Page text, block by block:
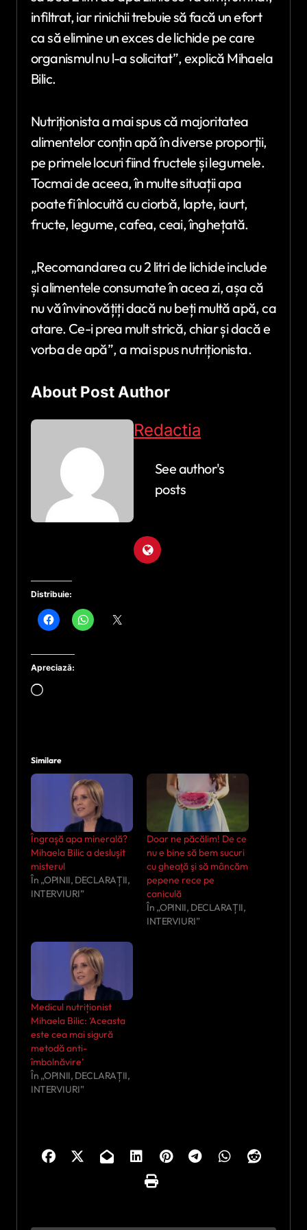
infiltrat, iar rinichii trebuie să facă un efort
ca să elimine un exces de lichide pe care
organismul nu l-a solicitat”, explică Mihaela
Bilic.
Nutriționista a mai spus că majoritatea
alimentelor conțin apă în diverse proporții,
pe primele locuri fiind fructele și legumele.
Tocmai de aceea, în multe situații apa
poate fi înlocuită cu ciorbă, lapte, iaurt,
fructe, legume, cafea, ceai, înghețată.
„Recomandarea cu 2 litri de lichide include
și alimentele consumate în acea zi, așa că
nu vă învinovățiți dacă nu beți multă apă, ca
atare. Ce-i prea mult strică, chiar și dacă e
vorba de apă”, a mai spus nutriționista.
About Post Author
Redactia
See author's
posts
Distribuie:
Apreciază:
Încarc...
Similare
Îngrașă apa minerală?
Mihaela Bilic a deslușit
misterul
În „OPINII, DECLARAȚII,
INTERVIURI”
Doar ne păcălim! De ce
nu e bine să bem sucuri
cu gheaţă şi să mâncăm
pepene rece pe
caniculă
În „OPINII, DECLARAȚII,
INTERVIURI”
Medicul nutriționist
Mihaela Bilic: ‘Aceasta
este cea mai sigură
metodă anti-
îmbolnăvire’
În „OPINII, DECLARAȚII,
INTERVIURI”